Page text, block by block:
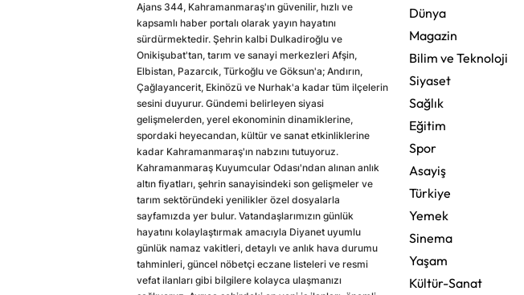
Ajans 344, Kahramanmaraş'ın güvenilir, hızlı ve
kapsamlı haber portalı olarak yayın hayatını
sürdürmektedir. Şehrin kalbi Dulkadiroğlu ve
Onikişubat'tan, tarım ve sanayi merkezleri Afşin,
Elbistan, Pazarcık, Türkoğlu ve Göksun'a; Andırın,
Çağlayancerit, Ekinözü ve Nurhak'a kadar tüm ilçelerin
sesini duyurur. Gündemi belirleyen siyasi
gelişmelerden, yerel ekonominin dinamiklerine,
spordaki heyecandan, kültür ve sanat etkinliklerine
kadar Kahramanmaraş'ın nabzını tutuyoruz.
Kahramanmaraş Kuyumcular Odası'ndan alınan anlık
altın fiyatları, şehrin sanayisindeki son gelişmeler ve
tarım sektöründeki yenilikler özel dosyalarla
sayfamızda yer bulur. Vatandaşlarımızın günlük
hayatını kolaylaştırmak amacıyla Diyanet uyumlu
günlük namaz vakitleri, detaylı ve anlık hava durumu
tahminleri, güncel nöbetçi eczane listeleri ve resmi
vefat ilanları gibi bilgilere kolayca ulaşmanızı
Dünya
Magazin
Bilim ve Teknoloji
Siyaset
Sağlık
Eğitim
Spor
Asayiş
Türkiye
Yemek
Sinema
Yaşam
Kültür-Sanat